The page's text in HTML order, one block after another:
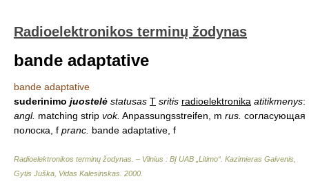
Radioelektronikos terminų žodynas
bande adaptative
bande adaptative
suderinimo juostelė statusas T sritis radioelektronika atitikmenys:
angl. matching strip vok. Anpassungsstreifen, m rus. согласующая
полоска, f pranc. bande adaptative, f
Radioelektronikos terminų žodynas. – Vilnius : BĮ UAB „Litimo“ Kazimieras Gaivenis,
Gytis Juška, Vidas Kalesinskas 2000